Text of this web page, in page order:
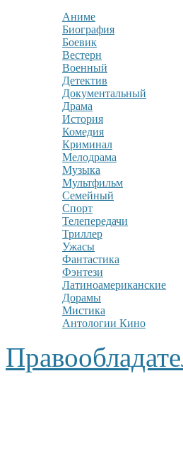
Аниме
Биография
Боевик
Вестерн
Военный
Детектив
Документальный
Драма
История
Комедия
Криминал
Мелодрама
Музыка
Мультфильм
Семейный
Спорт
Телепередачи
Триллер
Ужасы
Фантастика
Фэнтези
Латиноамериканские
Дорамы
Мистика
Антологии Кино